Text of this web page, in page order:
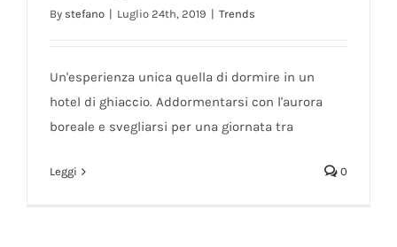
Alberghi da…brividi!!!
By stefano | Luglio 24th, 2019 | Trends
Un'esperienza unica quella di dormire in un
hotel di ghiaccio. Addormentarsi con l'aurora
boreale e svegliarsi per una giornata tra
Leggi 0